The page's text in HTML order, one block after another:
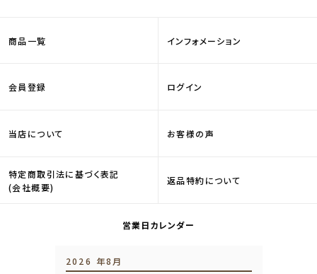
商品一覧 インフォメーション
会員登録 ログイン
当店について お客様の声
特定商取引法に基づく表記
(会社概要)
返品特約について
営業日カレンダー
2026 年8月